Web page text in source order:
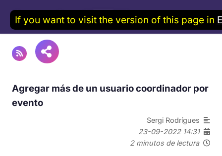
Agregar más de un usuario coordinador por
evento
Sergi Rodrígues
23-09-2022 14:31
2 minutos de lectura
If you want to visit the version of this page in